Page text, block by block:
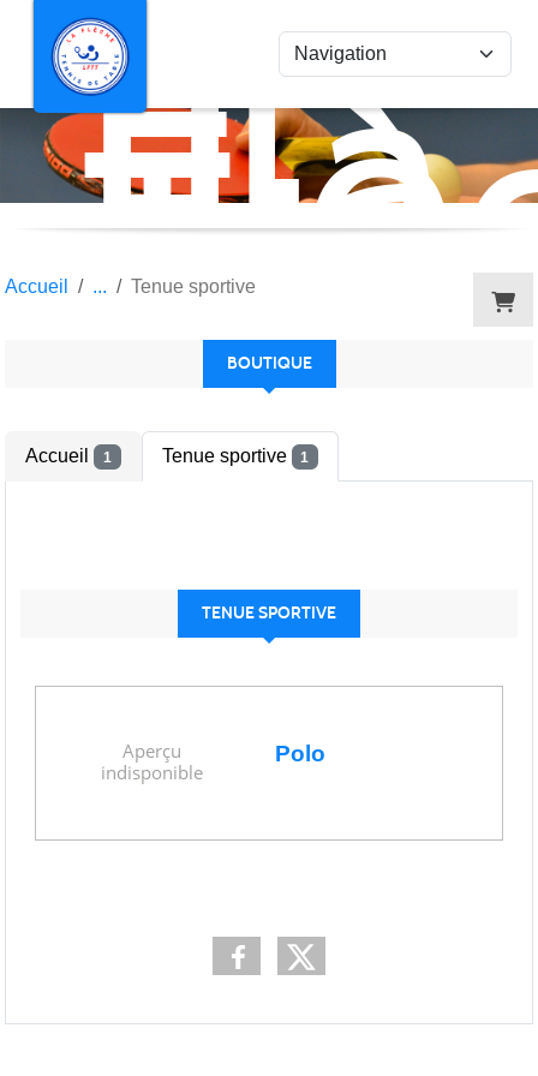
La
de
Accueil Tenue sportive
BOUTIQUE
Accueil 1 Tenue sportive 1
TENUE SPORTIVE
Polo
Panneau de gestion des cookies